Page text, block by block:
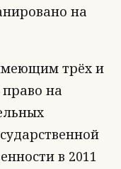
на
трёх и
на
в 2011